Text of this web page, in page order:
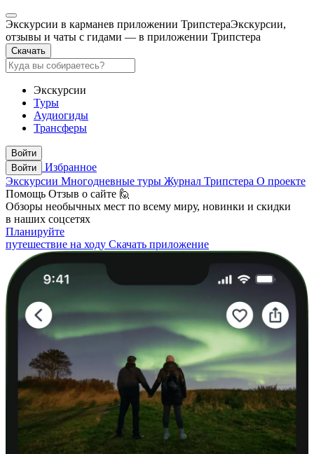
Экскурсии в карманев приложении ТрипстераЭкскурсии,
отзывы и чаты с гидами — в приложении Трипстера
Скачать
Экскурсии
Туры
Аудиогиды
Трансферы
Войти
Войти
Избранное
Экскурсии Многодневные туры Журнал Трипстера О проекте
Помощь Отзыв о сайте 🙋
Обзоры необычных мест по всему миру, новинки и скидки
в наших соцсетях
Планируйте
путешествие на ходу Скачать приложение